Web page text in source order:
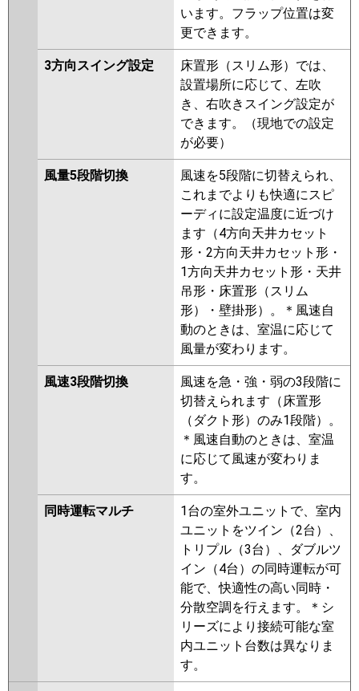
います。フラップ位置は変
更できます。
3方向スイング設定
床置形（スリム形）では、
設置場所に応じて、左吹
き、右吹きスイング設定が
できます。（現地での設定
が必要）
風量5段階切換
風速を5段階に切替えられ、
これまでよりも快適にスピ
ーディに設定温度に近づけ
ます（4方向天井カセット
形・2方向天井カセット形・
1方向天井カセット形・天井
吊形・床置形（スリム
形）・壁掛形）。＊風速自
動のときは、室温に応じて
風量が変わります。
風速3段階切換
風速を急・強・弱の3段階に
切替えられます（床置形
（ダクト形）のみ1段階）。
＊風速自動のときは、室温
に応じて風速が変わりま
す。
同時運転マルチ
1台の室外ユニットで、室内
ユニットをツイン（2台）、
トリプル（3台）、ダブルツ
イン（4台）の同時運転が可
能で、快適性の高い同時・
分散空調を行えます。＊シ
リーズにより接続可能な室
内ユニット台数は異なりま
す。